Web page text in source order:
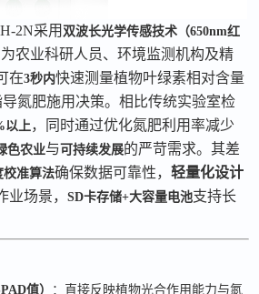
2N采用 双波长光学传感技术（650nm红
农业科研人员、环境监测机构及精
在3秒内快速测量植物叶绿素相对含量
氮肥施用决策。相比传统实验室检
以上，同时通过优化氮肥利用率减少
色农业与可持续发展的严苛需求。其差
校准算法确保数据可靠性，轻量化设计
业场景，SD卡存储+大容量电池支持长
值） ：直接反映植物光合作用能力与氮